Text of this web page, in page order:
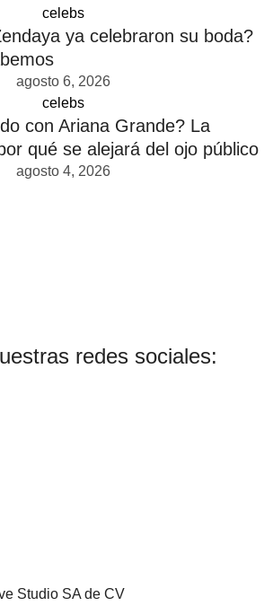
celebs
ya celebraron su boda?
agosto 6, 2026
celebs
con Ariana Grande? La
qué se alejará del ojo público
agosto 4, 2026
redes sociales:
Studio SA de CV